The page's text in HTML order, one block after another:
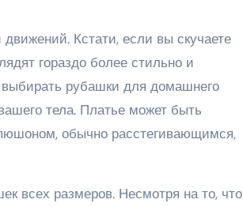
Кстати, если вы скучаете
гораздо более стильно и
выбирать рубашки для домашнего
тела. Платье может быть
обычно расстегивающимся,
всех размеров. Несмотря на то, что